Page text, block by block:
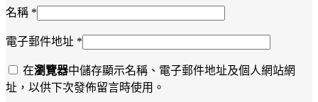
名稱 *
電子郵件地址 *
在瀏覽器中儲存顯示名稱、電子郵件地址及個人網站網
址，以供下次發佈留言時使用。